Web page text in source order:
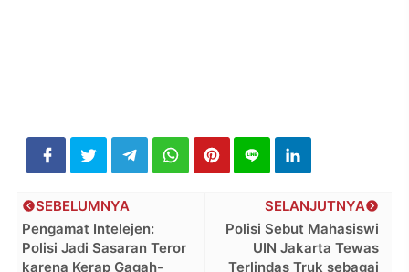
SELANJUTNYA
Polisi Sebut Mahasiswi
UIN Jakarta Tewas
Terlindas Truk sebagai
SEBELUMNYA
Pengamat Intelejen:
Polisi Jadi Sasaran Teror
karena Kerap Gagah-